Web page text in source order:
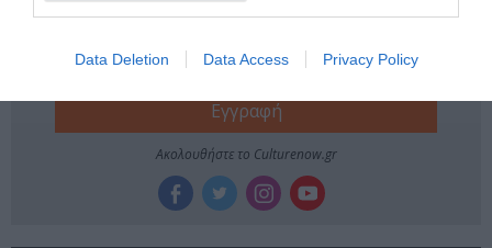
Data Deletion Data Access Privacy Policy
Ακολουθήστε το Culturenow.gr